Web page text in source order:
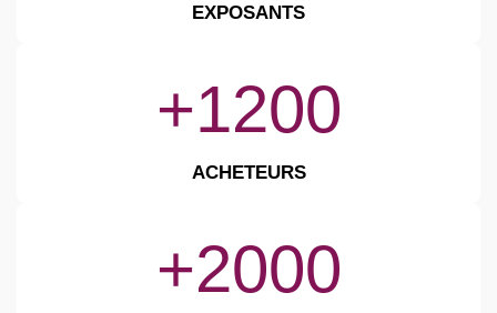
EXPOSANTS
+1200
ACHETEURS
+2000